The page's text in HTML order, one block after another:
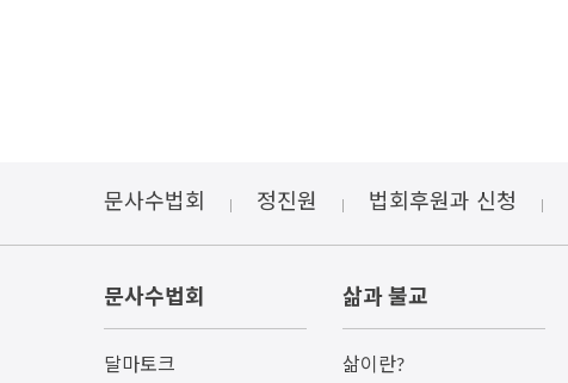
문사수법회 정진원 법회후원과 신청
문사수법회
달마토크
삶과 불교
삶이란?